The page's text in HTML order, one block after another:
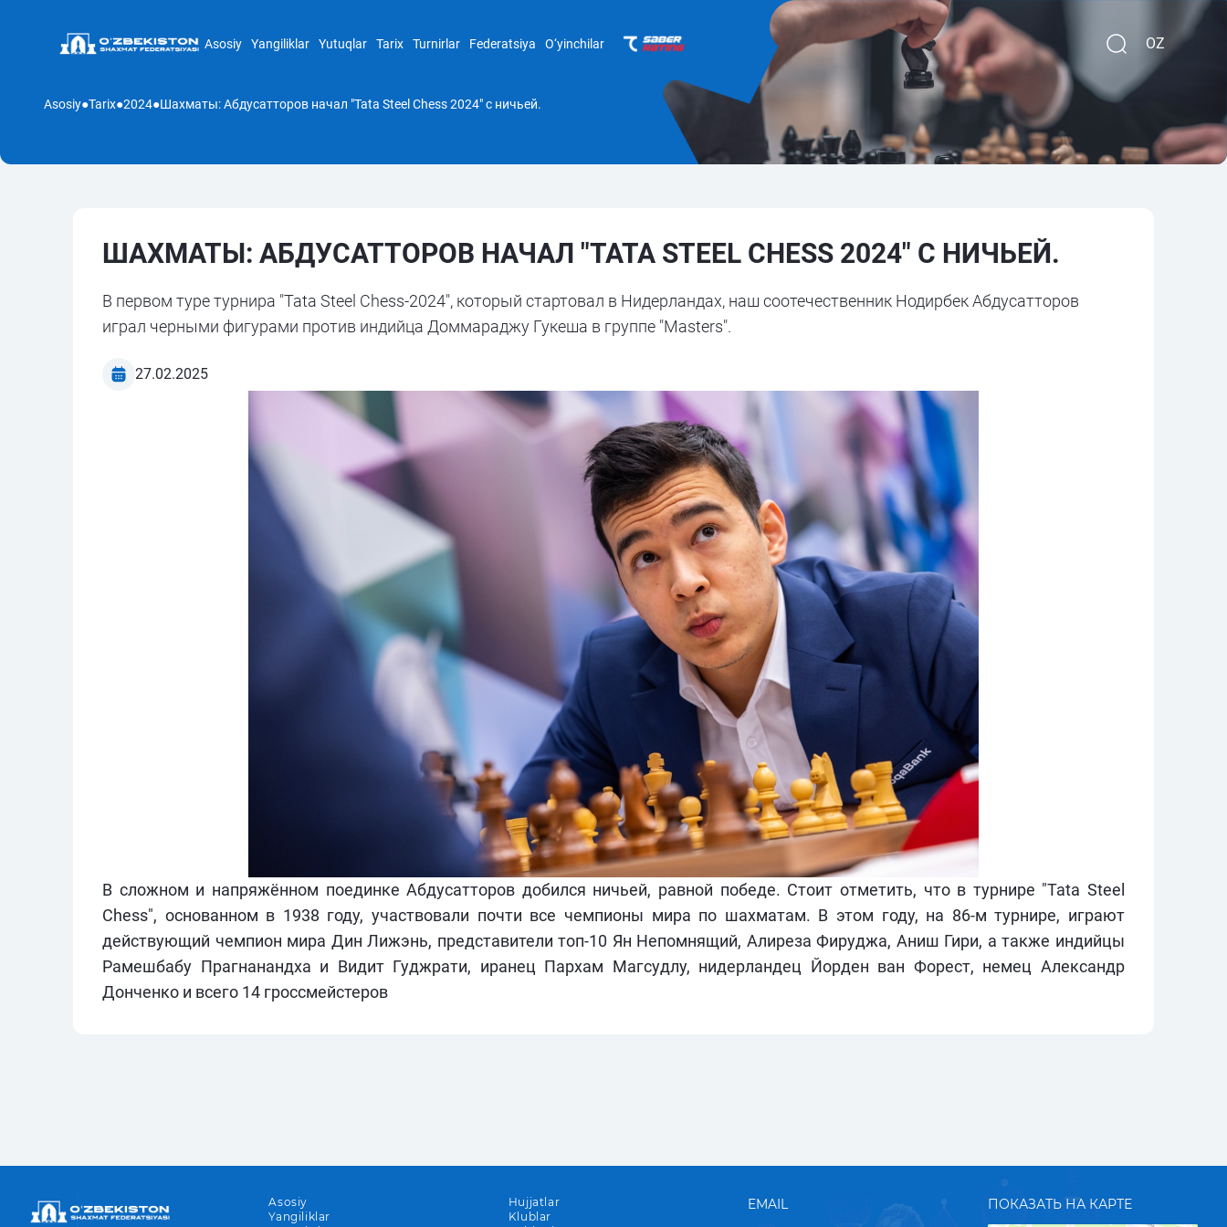
Asosiy Yangiliklar Yutuqlar Tarix Turnirlar Federatsiya O‘yinchilar OZ
Asosiy●Tarix●2024●Шахматы: Абдусатторов начал "Tata Steel Chess 2024" с ничьей.
ШАХМАТЫ: АБДУСАТТОРОВ НАЧАЛ "TATA STEEL CHESS 2024" С НИЧЬЕЙ.
В первом туре турнира "Tata Steel Chess-2024", который стартовал в Нидерландах, наш соотечественник Нодирбек Абдусатторов
играл черными фигурами против индийца Доммараджу Гукеша в группе "Masters".
27.02.2025
В сложном и напряжённом поединке Абдусатторов добился ничьей, равной победе. Стоит отметить, что в турнире "Tata Steel
Chess", основанном в 1938 году, участвовали почти все чемпионы мира по шахматам. В этом году, на 86-м турнире, играют
действующий чемпион мира Дин Лижэнь, представители топ-10 Ян Непомнящий, Алиреза Фируджа, Аниш Гири, а также индийцы
Рамешбабу Прагнанандха и Видит Гуджрати, иранец Пархам Магсудлу, нидерландец Йорден ван Форест, немец Александр
Донченко и всего 14 гроссмейстеров
Asosiy
Yangiliklar
Hujjatlar
Klublar
EMAIL ПОКАЗАТЬ НА КАРТЕ